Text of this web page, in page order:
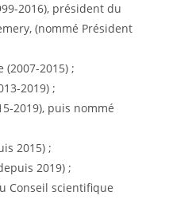
2016), président du
(nommé Président
2015) ;
2019) ;
2019), puis nommé
2015) ;
2019) ;
Conseil scientifique